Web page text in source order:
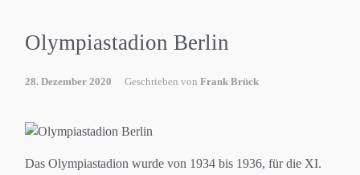
Olympiastadion Berlin
28. Dezember 2020 Geschrieben von Frank Brück
Das Olympiastadion wurde von 1934 bis 1936, für die XI.